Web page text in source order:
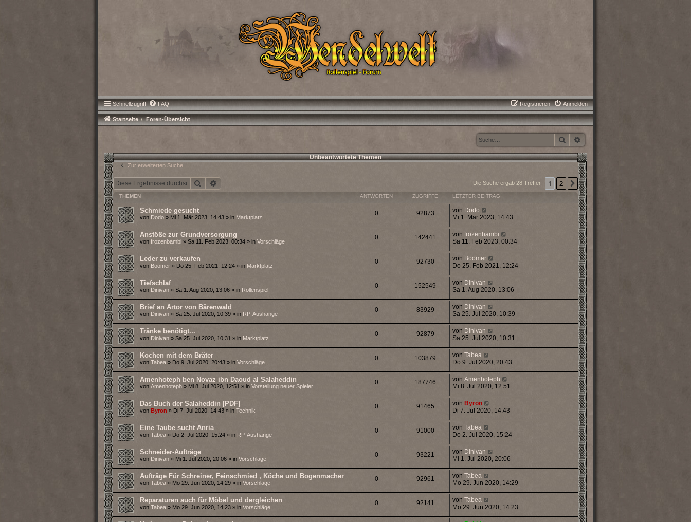
Schnellzugriff FAQ Anmelden
Registrieren
Startseite Foren-Übersicht
Suche
Unbeantwortete Themen
Zur erweiterten Suche
Suche Die Suche ergab 28 Treffer 1 2 Nächste
THEMEN ANTWORTEN ZUGRIFFE LETZTER BEITRAG
Schmiede gesucht
von Dodo» Mi 1. Mär 2023, 14:43 » in Marktplatz
0 92873 von Dodo
Mi 1. Mär 2023, 14:43
Anstöße zur Grundversorgung
von frozenbambi» Sa 11. Feb 2023, 00:34 » in Vorschläge
0 142441 vonfrozenbambi
Sa 11. Feb 2023, 00:34
Leder zu verkaufen
von Boomer» Do 25. Feb 2021, 12:24 » in Marktplatz
0 92730 von Boomer
Do 25. Feb 2021, 12:24
Tiefschlaf
von Dinivan» Sa 1. Aug 2020, 13:06 » in Rollenspiel
0 152549 von Dinivan
Sa 1. Aug 2020, 13:06
Brief an Artor von Bärenwald
von Dinivan» Sa 25. Jul 2020, 10:39 » in RP-Aushänge
0 83929 von Dinivan
Sa 25. Jul 2020, 10:39
Tränke benötigt...
von Dinivan» Sa 25. Jul 2020, 10:31 » in Marktplatz
0 92879 von Dinivan
Sa 25. Jul 2020, 10:31
Kochen mit dem Bräter
von Tabea» Do 9. Jul 2020, 20:43 » in Vorschläge
0 103879 vonTabea
Do 9. Jul 2020, 20:43
Amenhoteph ben Novaz ibn Daoud al Salaheddin
von Amenhoteph» Mi 8. Jul 2020, 12:51 » in Vorstellung neuer Spieler
0 187746 vonAmenhoteph
Mi 8. Jul 2020, 12:51
Das Buch der Salaheddin [PDF]
von Byron » Di 7. Jul 2020, 14:43 » in Technik
0 91465 von Byron
Di 7. Jul 2020, 14:43
Eine Taube sucht Anria
von Tabea» Do 2. Jul 2020, 15:24 » in RP-Aushänge
0 91000 vonTabea
Do 2. Jul 2020, 15:24
Schneider-Aufträge
von Dinivan» Mi 1. Jul 2020, 20:06 » in Vorschläge
0 93221 von Dinivan
Mi 1. Jul 2020, 20:06
Aufträge Für Schreiner, Feinschmied , Köche und Bogenmacher
von Tabea» Mo 29. Jun 2020, 14:29 » in Vorschläge
0 92961 vonTabea
Mo 29. Jun 2020, 14:29
Reparaturen auch für Möbel und dergleichen
von Tabea» Mo 29. Jun 2020, 14:23 » in Vorschläge
0 92141 vonTabea
Mo 29. Jun 2020, 14:23